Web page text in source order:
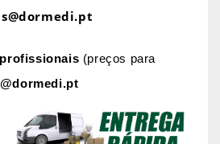
(preços para